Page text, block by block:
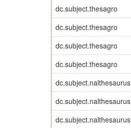
dc.subject.thesagro
dc.subject.thesagro
dc.subject.thesagro
dc.subject.thesagro
dc.subject.nalthesaurus
dc.subject.nalthesaurus
dc.subject.nalthesaurus